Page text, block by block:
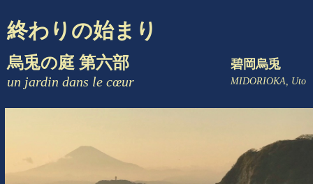
終わりの始まり
烏兎の庭 第六部
un jardin dans le cœur
碧岡烏兎
MIDORIOKA, Uto